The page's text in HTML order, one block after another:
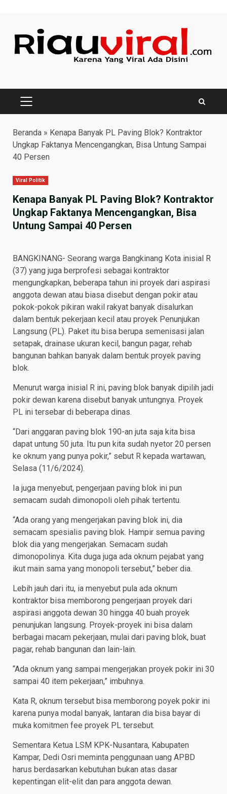
content
PRIMARY
Beranda » Kenapa Banyak PL Paving Blok? Kontraktor
Ungkap Faktanya Mencengangkan, Bisa Untung Sampai
40 Persen
Viral Politik
Kenapa Banyak PL Paving Blok? Kontraktor
Ungkap Faktanya Mencengangkan, Bisa
Untung Sampai 40 Persen
BANGKINANG- Seorang warga Bangkinang Kota inisial R
(37) yang juga berprofesi sebagai kontraktor
mengungkapkan, beberapa tahun ini proyek dari aspirasi
anggota dewan atau biasa disebut dengan pokir atau
pokok-pokok pikiran wakil rakyat banyak disalurkan
dalam bentuk pekerjaan kecil atau proyek Penunjukan
Langsung (PL). Paket itu bisa berupa semenisasi jalan
setapak, drainase ukuran kecil, bangun pagar, rehab
bangunan bahkan banyak dalam bentuk proyek paving
blok.
Menurut warga inisial R ini, paving blok banyak dipilih jadi
pokir dewan karena disebut banyak untungnya. Proyek
PL ini tersebar di beberapa dinas.
“Dari anggaran paving blok 190-an juta saja kita bisa
dapat untung 50 juta. Itu pun kita sudah nyetor 20 persen
ke oknum yang punya pokir,” sebut R kepada wartawan,
Selasa (11/6/2024).
Ia juga menyebut, pengerjaan paving blok ini pun
semacam sudah dimonopoli oleh pihak tertentu.
“Ada orang yang mengerjakan paving blok ini, dia
semacam spesialis paving blok. Hampir semua paving
blok dia yang mengerjakan. Semacam sudah
dimonopolinya. Kita duga juga ada oknum pejabat yang
ikut main sama yang monopoli tersebut,” beber dia.
Lebih jauh dari itu, ia menyebut pula ada oknum
kontraktor bisa memborong pengerjaan proyek dari
aspirasi anggota dewan 30 hingga 40 buah proyek
penunjukan langsung. Proyek-proyek ini bisa dalam
berbagai macam pekerjaan, mulai dari paving blok, buat
pagar, rehab bangunan dan lain-lain.
“Ada oknum yang sampai mengerjakan proyek pokir ini 30
sampai 40 item pekerjaan,” imbuhnya.
Kata R, oknum tersebut bisa memborong poyek pokir ini
karena punya modal banyak, lantaran dia bisa bayar di
muka komitmen fee proyek PL tersebut.
Sementara Ketua LSM KPK-Nusantara, Kabupaten
Kampar, Dedi Osri meminta penggunaan uang APBD
harus berdasarkan kebutuhan bukan atas dasar
kepentingan elit-elit dan para anggota dewan.